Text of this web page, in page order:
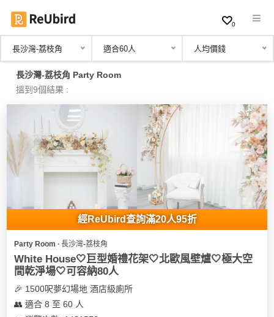
繁
中
EN
登
入
服
務
及
產
品
0
長沙灣-荔枝角 適合60人 人均價錢
長沙灣-荔枝角 Party Room
搵到9個結果 :
經ReUbird查詢滿20人95折
Party Room ∙ 長沙灣-荔枝角
White House🤍巨型婚禮花架🤍北歐風壁爐🤍極大空
間乾淨場🤍可容納80人
🎉 1500呎夢幻場地 酒店級廁所
👥 適合 8 至 60 人